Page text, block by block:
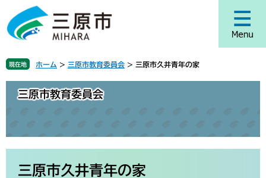
ジ
頭
で
ュ
飛
ば
現在地 ホーム > 三原市教育委員会 > 三原市久井青年の家
三原市教育委員会
三原市久井青年の家